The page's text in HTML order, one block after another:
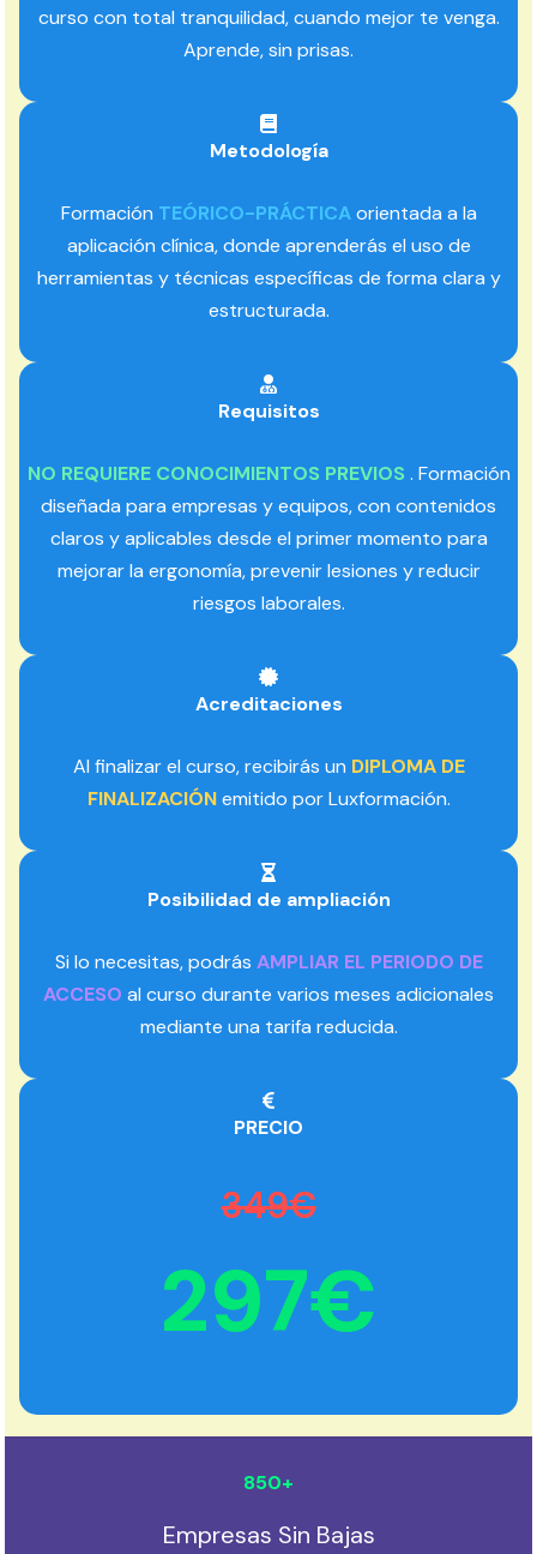
curso con total tranquilidad, cuando mejor te venga.
Aprende, sin prisas.
Metodología
Formación TEÓRICO-PRÁCTICAorientada a la
aplicación clínica, donde aprenderás el uso de
herramientas y técnicas específicas de forma clara y
estructurada.
Requisitos
NO REQUIERE CONOCIMIENTOS PREVIOS . Formación
diseñada para empresas y equipos, con contenidos
claros y aplicables desde el primer momento para
mejorar la ergonomía, prevenir lesiones y reducir
riesgos laborales.
Acreditaciones
Al finalizar el curso, recibirás un DIPLOMA DE
FINALIZACIÓNemitido por Luxformación.
Posibilidad de ampliación
Si lo necesitas, podrás AMPLIAR EL PERIODO DE
ACCESO al curso durante varios meses adicionales
mediante una tarifa reducida.
PRECIO
349€
297€
Empresas Sin Bajas
850+